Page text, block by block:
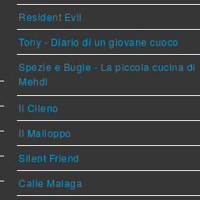
Resident Evil
Tony - Diario di un giovane cuoco
Spezie e Bugie - La piccola cucina di
Mehdi
Il Cileno
Il Malloppo
Silent Friend
Calle Malaga